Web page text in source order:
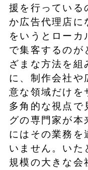
援を行っている
か広告代理店に
をいうとローカ
で集客するのが
ざまな方法を組
に、制作会社や
意な領域だけを
多角的な視点で
グの専門家が本
にはその業務を
いません。いた
規模の大きな会